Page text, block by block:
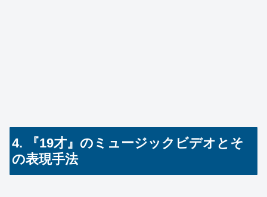
4. 『19才』のミュージックビデオとそ
の表現手法